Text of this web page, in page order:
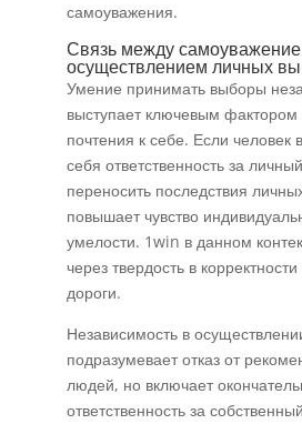
самоуважения.
Связь между
осуществлением личных
Умение принимать выборы
выступает ключевым
почтения к себе. Если человек
себя ответственность за
переносить последствия
повышает чувство
умелости. 1win в данном
через твердость в
дороги.
Независимость в
подразумевает отказ от
людей, но включает
ответственность за